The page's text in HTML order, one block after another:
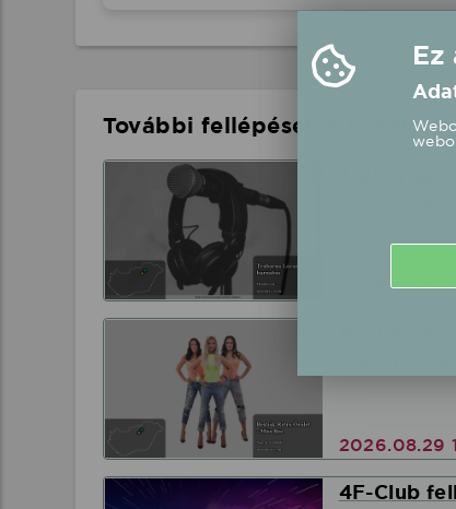
További fellépések a közelben
2026.08.12
Bestiák
2026.08.29
4F-Club
Ez